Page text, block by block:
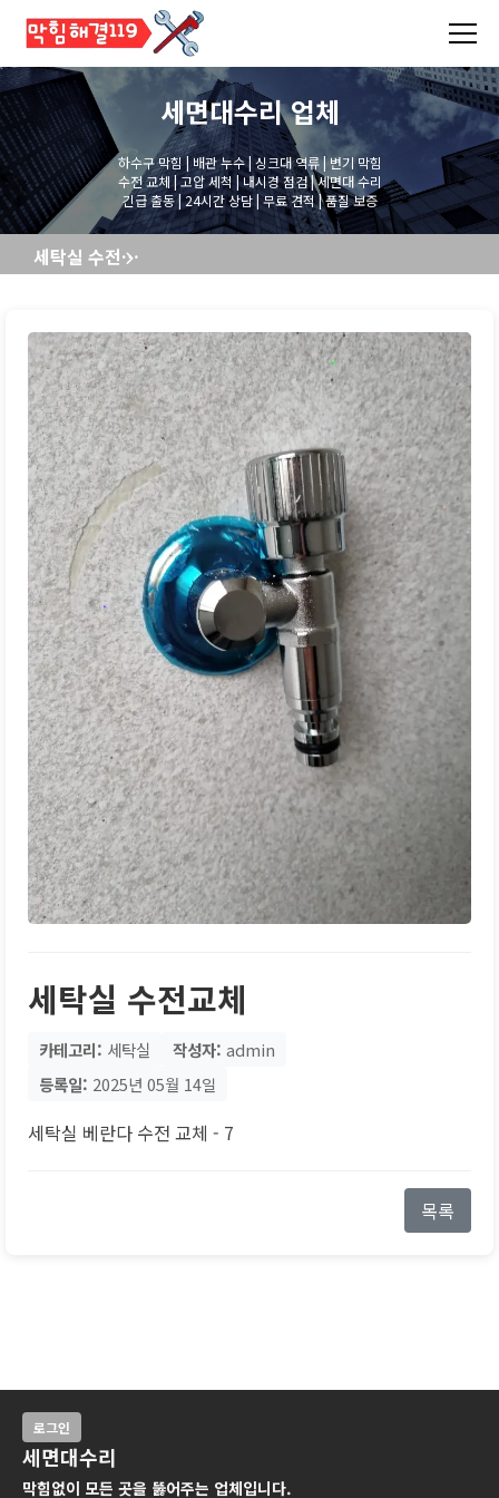
세면대수리업체
하수구 막힘 | 배관 누수 | 싱크대 역류 | 변기 막힘
수전 교체 | 고압 세척 | 내시경 점검 | 세면대 수리
긴급 출동 | 24시간 상담 | 무료 견적 | 품질 보증
세탁실 수전교체
세탁실 수전교체
카테고리: 세탁실 작성자: admin
등록일: 2025년 05월 14일
세탁실 베란다 수전 교체 - 7
목록
로그인
세면대수리
막힘없이 모든 곳을 뚫어주는 업체입니다.